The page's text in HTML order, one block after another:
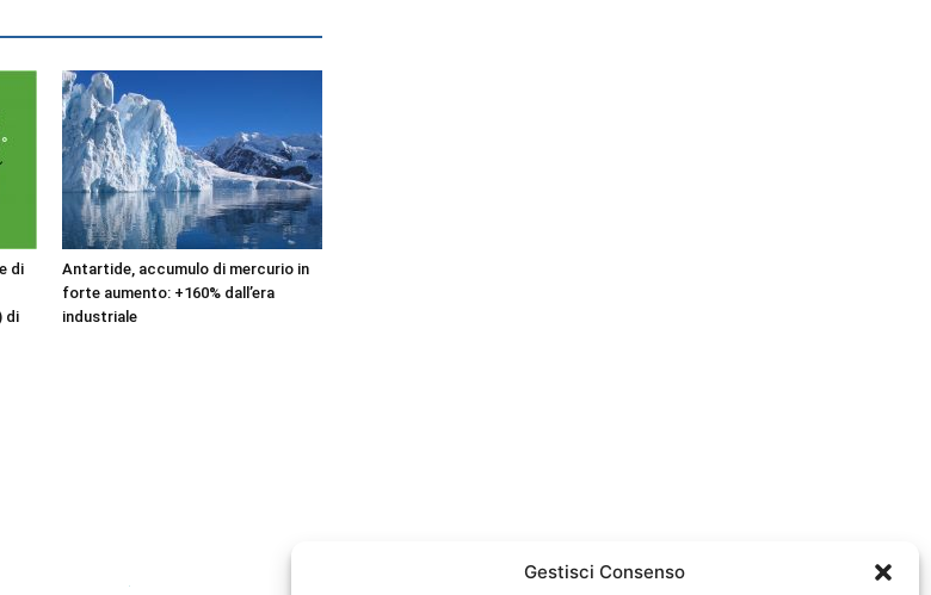
Gestisci Consenso
di
di
Antartide, accumulo di mercurio in
forte aumento: +160% dall’era
industriale